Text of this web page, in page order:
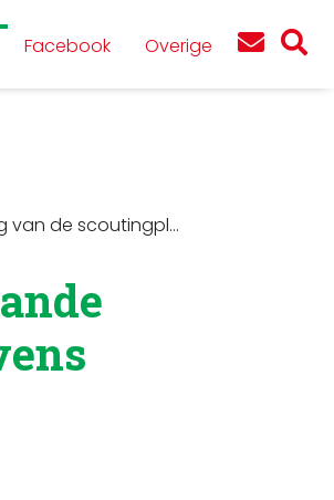
Facebook Overige
van de scoutingpl…